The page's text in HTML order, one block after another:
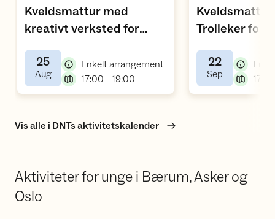
Kveldsmattur med
kreativt verksted for
småbarnsfamilier
25
Aug,
Enkelt arrangement,
17:00 - 19:00
Trolleker for
22
Sep
Vis alle i DNTs aktivitetskalender
Aktiviteter for unge i Bærum, Asker og
Oslo